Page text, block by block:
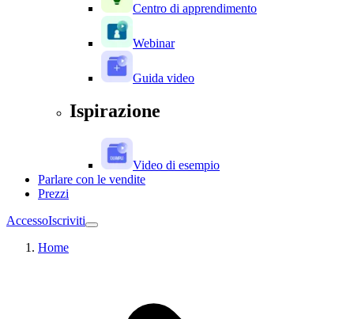
Centro di apprendimento
Webinar
Guida video
Ispirazione
Video di esempio
Parlare con le vendite
Prezzi
AccessoIscriviti
Home